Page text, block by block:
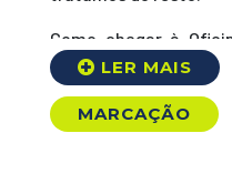
Como chegar à
Fix&Go ?
Quer saber a quanto
Clique aqui para ver
MARCAÇÃO